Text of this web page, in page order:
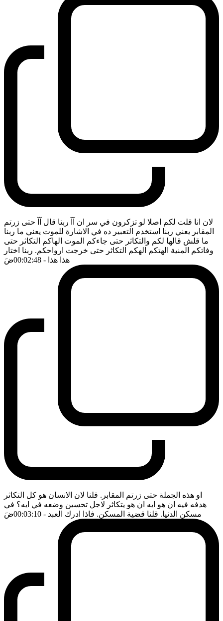
لان انا قلت لكم اصلا لو تزكرون في سر ان آآ ربنا قال آآ حتى زرتم
المقابر يعني ربنا استخدم التعبير ده في الاشارة للموت يعني ما ربنا
ما قلش قالها لكم والتكاثر حتى جاءكم الموت الهاكم التكاثر حتى
وفاتكم المنية الهتكم الهكم التكاثر حتى خرجت ارواحكم. ربنا اختار
هذا هذا - 00:02:48 ضَ
او هذه الجملة حتى زرتم المقابر. قلنا لان الانسان هو كل التكاثر
هدفه فيه ان هو ايه ان هو يتكاثر لاجل تحسين وضعه في ايه؟ في
مسكن الدنيا. قلنا قضية المسكن. فاذا ادرك العبد - 00:03:10 ضَ